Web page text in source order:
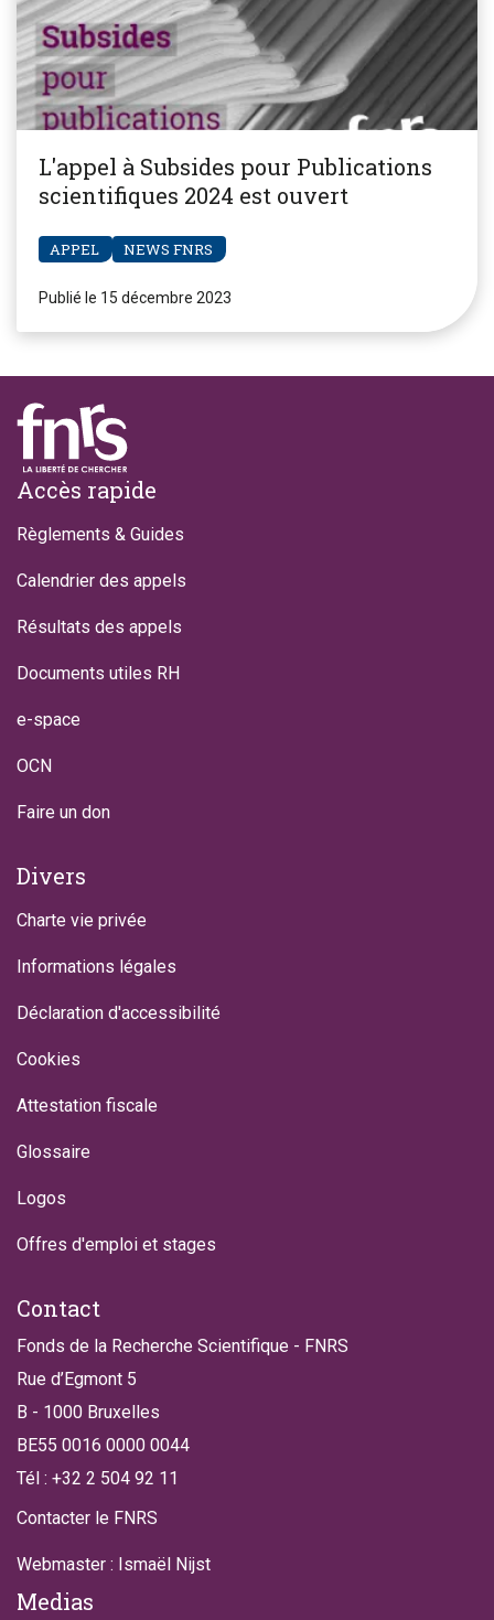
L'appel à Subsides pour Publications
scientifiques 2024 est ouvert
APPEL NEWS FNRS
Publié le 15 décembre 2023
Footer
Accès rapide
Règlements & Guides
Calendrier des appels
Résultats des appels
Documents utiles RH
e-space
OCN
Faire un don
Divers
Charte vie privée
Informations légales
Déclaration d'accessibilité
Cookies
Attestation fiscale
Glossaire
Logos
Offres d'emploi et stages
Contact
Fonds de la Recherche Scientifique - FNRS
Rue d’Egmont 5
B - 1000 Bruxelles
BE55 0016 0000 0044
Tél : +32 2 504 92 11
Contacter le FNRS
Webmaster : Ismaël Nijst
Medias